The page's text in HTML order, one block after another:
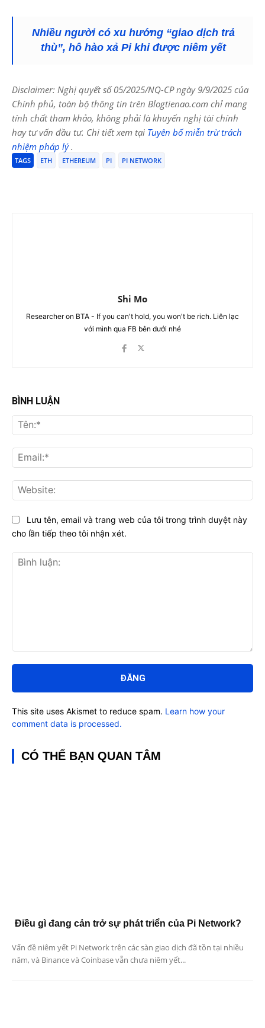
Nhiều người có xu hướng “giao dịch trả
thù”, hô hào xả Pi khi được niêm yết
Disclaimer: Nghị quyết số 05/2025/NQ-CP ngày 9/9/2025 của
Chính phủ, toàn bộ thông tin trên Blogtienao.com chỉ mang
tính chất tham khảo, không phải là khuyến nghị tài chính
hay tư vấn đầu tư. Chi tiết xem tại Tuyên bố miễn trừ trách
nhiệm pháp lý.
TAGS ETH ETHEREUM PI PI NETWORK
Shi Mo
Researcher on BTA - If you can't hold, you won't be rich. Liên lạc
với mình qua FB bên dưới nhé
BÌNH LUẬN
luận:
Lưu tên, email và trang web của tôi trong trình duyệt này
cho lần tiếp theo tôi nhận xét.
This site uses Akismet to reduce spam. Learn how your
comment data is processed.
CÓ THỂ BẠN QUAN TÂM
Điều gì đang cản trở sự phát triển của Pi Network?
Vấn đề niêm yết Pi Network trên các sàn giao dịch đã tồn tại nhiều
năm, và Binance và Coinbase vẫn chưa niêm yết...